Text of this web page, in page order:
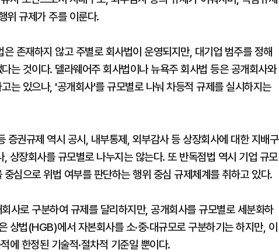
위 규제가 주를 이룬다.
존재하지 않고 주별로 회사법이 운영되지만, 대기업 범주를 정해
는 것이다. 델라웨어주 회사법이나 뉴욕주 회사법 등은 공개회사와
는 있으나, '공개회사'를 규모별로 나눠 차등적 규제를 실시하지는
권규제 역시 공시, 내부통제, 외부감사 등 상장회사에 대한 지배구
상장회사를 규모별로 나누지는 않는다. 또 반독점법 역시 기업 규모
심으로 위법 여부를 판단하는 행위 중심 규제체계를 취하고 있다.
사로 구분하여 규제를 달리하지만, 공개회사를 규모별로 세분화하
상법(HGB)에서 자본회사를 소·중·대규모로 구분하기는 하지만, 이
에 한정된 기술적·절차적 기준일 뿐이다.